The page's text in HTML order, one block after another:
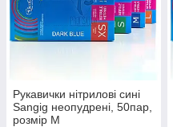
Рукавички нітрилові сині
Sangig неопудрені, 50пар,
розмір M